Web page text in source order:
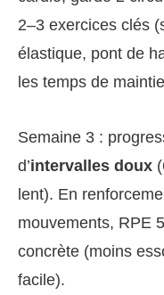
2–3 exercices clés
élastique, pont de
les temps de
Semaine 3 :
d’intervalles doux
lent). En
mouvements, RPE
concrète (moins
facile).